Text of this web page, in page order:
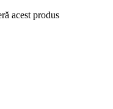
acest produs